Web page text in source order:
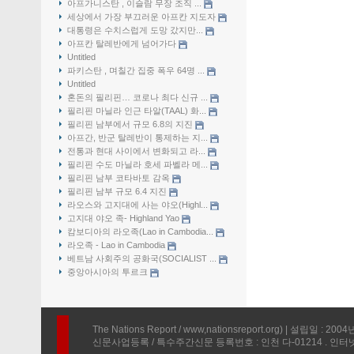
아프가니스탄 , 이슬람 무장 조직 ...
세상에서 가장 부끄러운 아프칸 지도자
대통령은 수치스럽게 도망 갔지만...
아프칸 탈레반에게 넘어가다
Untitled
파키스탄 , 며칠간 집중 폭우 64명 ...
Untitled
혼돈의 필리핀… 코로나 최다 신규 ...
필리핀 마닐라 인근 타알(TAAL) 화...
필리핀 남부에서 규모 6.8의 지진
아프간, 반군 탈레반이 통제하는 지...
전통과 현대 사이에서 변화되고 라...
필리핀 수도 마닐라 호세 파벨라 메...
필리핀 남부 코타바토 감옥
필리핀 남부 규모 6.4 지진
라오스와 고지대에 사는 야오(Highl...
고지대 야오 족- Highland Yao
캄보디아의 라오족(Lao in Cambodia...
라오족 - Lao in Cambodia
베트남 사회주의 공화국(SOCIALIST ...
중앙아시아의 투르크
The Nations Report / www,nationsreport.org) | 설립일 : 2004
신문사업등록 / 특수주간신문 등록번호 : 인천 다-01214 . 인터